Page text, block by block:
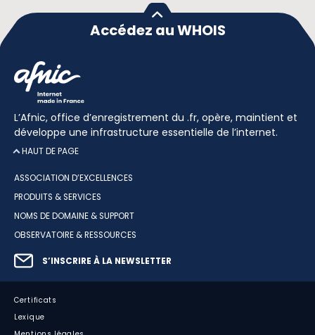
Accédez au WHOIS
L’Afnic, office d’enregistrement du .fr, opère, maintient et
développe une infrastructure essentielle de l’internet.
HAUT DE PAGE
ASSOCIATION D’EXCELLENCES
PRODUITS & SERVICES
NOMS DE DOMAINE & SUPPORT
OBSERVATOIRE & RESSOURCES
S’INSCRIRE À LA NEWSLETTER
Certificats
Lexique